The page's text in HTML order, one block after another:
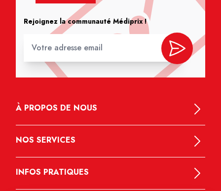
Rejoignez la communauté Médiprix !
À PROPOS DE NOUS
NOS SERVICES
INFOS PRATIQUES